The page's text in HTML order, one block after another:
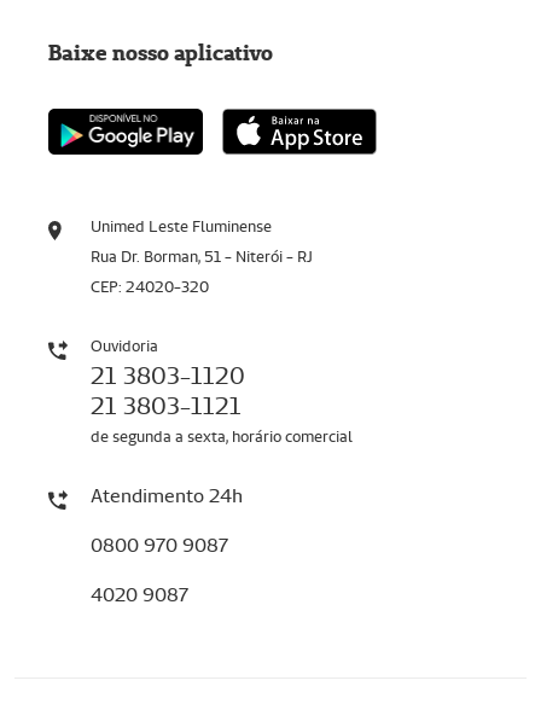
Unimed Leste Fluminense
Rua Dr. Borman, 51 - Niterói - RJ
CEP: 24020-320
Ouvidoria
21 3803-1120
21 3803-1121
de segunda a sexta, horário comercial
Atendimento 24h
0800 970 9087
4020 9087
Baixe nosso aplicativo